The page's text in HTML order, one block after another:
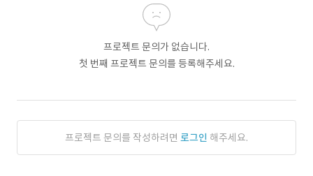
프로젝트 문의가 없습니다.
첫 번째 프로젝트 문의를 등록해주세요.
프로젝트 문의를 작성하려면 로그인 해주세요.